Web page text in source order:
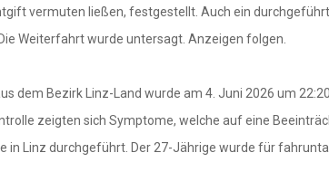
vermuten ließen, festgestellt. Auch ein
Weiterfahrt wurde untersagt. Anzeigen folgen.
dem Bezirk Linz-Land wurde am 4. Juni 2026 um
zeigten sich Symptome, welche auf eine
in Linz durchgeführt. Der 27-Jährige wurde für